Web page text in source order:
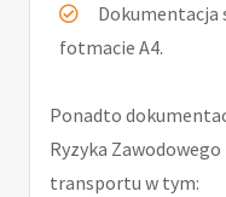
Dokumentacja
fotmacie A4.
Ponadto
Ryzyka
transportu w tym: